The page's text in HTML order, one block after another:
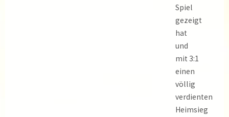
Spiel
gezeigt
hat
und
mit 3:1
einen
völlig
verdienten
Heimsieg